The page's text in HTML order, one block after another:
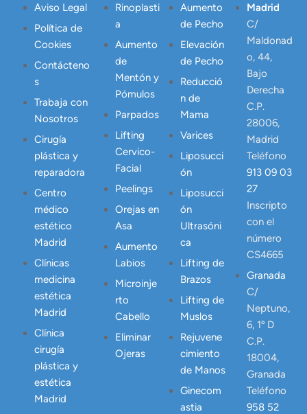
Aviso Legal
Política de
Cookies
Contácteno
s
Trabaja con
Nosotros
Cirugía
plástica y
reparadora
Centro
médico
estético
Madrid
Clínicas
medicina
estética
Madrid
Clínica
cirugía
plástica y
estética
Madrid
Rinoplasti
a
Aumento
de
Mentón y
Pómulos
Parpados
Lifting
Cervico-
Facial
Peelings
Orejas en
Asa
Aumento
Labios
Microinje
rto
Cabello
Eliminar
Ojeras
Aumento
de Pecho
Elevación
de Pecho
Reducció
n de
Mama
Varices
Liposucci
ón
Liposucci
ón
Ultrasóni
ca
Lifting de
Brazos
Lifting de
Muslos
Rejuvene
cimiento
de Manos
Ginecom
astia
Madrid
C/
Maldonad
o, 44,
Bajo
Derecha
C.P.
28006,
Madrid
Teléfono
913 09 03
27
Inscripto
con el
número
CS4665
Granada
C/
Neptuno,
6, 1º D
C.P.
18004,
Granada
Teléfono
958 52